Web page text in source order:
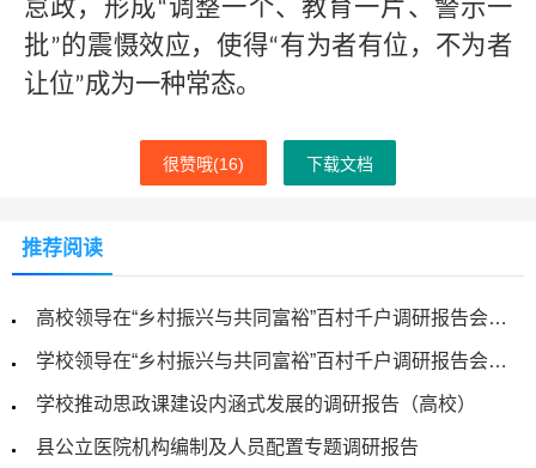
怠政，形成“调整一个、教育一片、警示一
批”的震慑效应，使得“有为者有位，不为者
让位”成为一种常态。
很赞哦(16) 下载文档
推荐阅读
高校领导在“乡村振兴与共同富裕”百村千户调研报告会上的讲话
学校领导在“乡村振兴与共同富裕”百村千户调研报告会上的讲话
学校推动思政课建设内涵式发展的调研报告（高校）
县公立医院机构编制及人员配置专题调研报告